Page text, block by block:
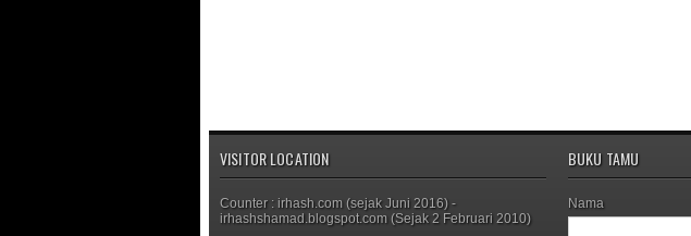
VISITOR LOCATION
Counter : irhash.com (sejak Juni 2016) -
irhashshamad.blogspot.com (Sejak 2 Februari 2010)
BUKU TAMU
Nama